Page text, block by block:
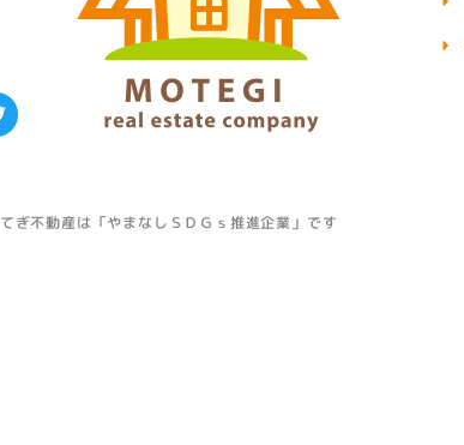
ぎ不動産は「やまなしＳＤＧｓ推進企業」です